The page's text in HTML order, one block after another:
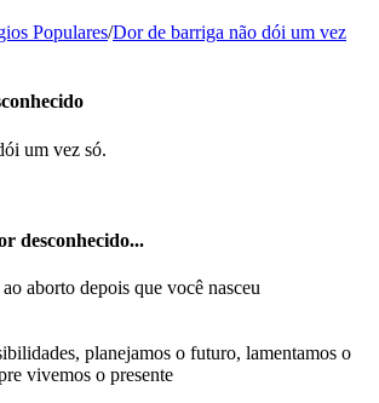
Populares/Dor de barriga não dói um vez
um vez só.
desconhecido...
aborto depois que você nasceu
planejamos o futuro, lamentamos o
vivemos o presente